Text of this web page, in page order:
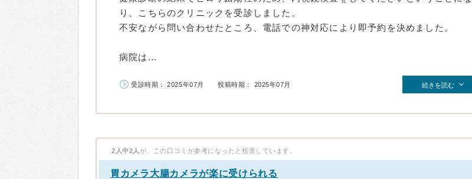
り、こちらのクリニックを受診しました。
不安ながら問い合わせたところ、電話での神対応により即予約を決めました。
病院は...
受診時期： 2025年07月 投稿時期： 2025年07月 続きを読む
2人中2人 が、この口コミが参考になったと投票しています。
胃カメラ大腸カメラが楽に受けられる